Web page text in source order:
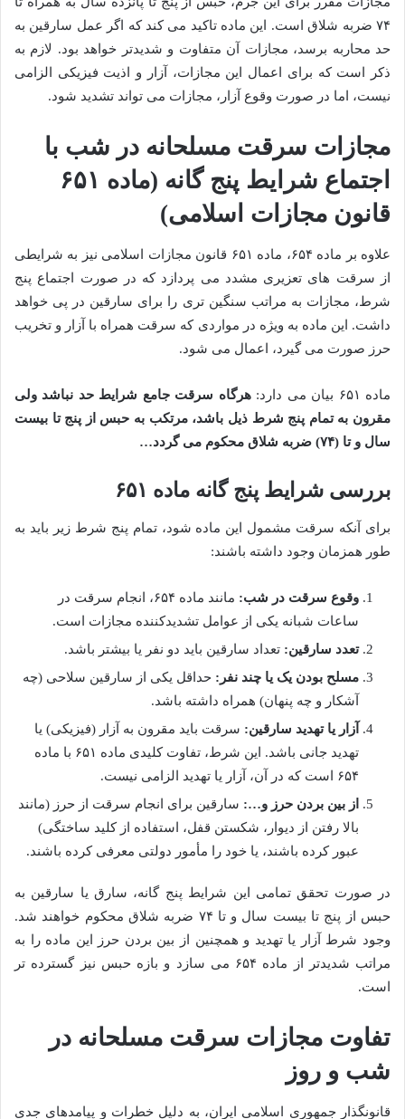
۷۴ ضربه شلاق است. این ماده تاکید می کند که اگر عمل سارقین به
حد محاربه برسد، مجازات آن متفاوت و شدیدتر خواهد بود. لازم به
ذکر است که برای اعمال این مجازات، آزار و اذیت فیزیکی الزامی
نیست، اما در صورت وقوع آزار، مجازات می تواند تشدید شود.
مجازات سرقت مسلحانه در شب با
اجتماع شرایط پنج گانه (ماده ۶۵۱
قانون مجازات اسلامی)
علاوه بر ماده ۶۵۴، ماده ۶۵۱ قانون مجازات اسلامی نیز به شرایطی
از سرقت های تعزیری مشدد می پردازد که در صورت اجتماع پنج
شرط، مجازات به مراتب سنگین تری را برای سارقین در پی خواهد
داشت. این ماده به ویژه در مواردی که سرقت همراه با آزار و تخریب
حرز صورت می گیرد، اعمال می شود.
ماده ۶۵۱ بیان می دارد:
هرگاه سرقت جامع شرایط حد نباشد ولی
مقرون به تمام پنج شرط ذیل باشد، مرتکب به حبس از پنج تا بیست
سال و تا (۷۴) ضربه شلاق محکوم می گردد…
بررسی شرایط پنج گانه ماده ۶۵۱
برای آنکه سرقت مشمول این ماده شود، تمام پنج شرط زیر باید به
طور همزمان وجود داشته باشند:
وقوع سرقت در شب:
مانند ماده ۶۵۴، انجام سرقت در
ساعات شبانه یکی از عوامل تشدیدکننده مجازات است.
تعدد سارقین: تعداد سارقین باید دو نفر یا بیشتر باشد.
مسلح بودن یک یا چند نفر: حداقل یکی از سارقین سلاحی (چه
آشکار و چه پنهان) همراه داشته باشد.
آزار یا تهدید سارقین: سرقت باید مقرون به آزار (فیزیکی) یا
تهدید جانی باشد. این شرط، تفاوت کلیدی ماده ۶۵۱ با ماده
۶۵۴ است که در آن، آزار یا تهدید الزامی نیست.
از بین بردن حرز و…: سارقین برای انجام سرقت از حرز (مانند
بالا رفتن از دیوار، شکستن قفل، استفاده از کلید ساختگی)
عبور کرده باشند، یا خود را مأمور دولتی معرفی کرده باشند.
در صورت تحقق تمامی این شرایط پنج گانه، سارق یا سارقین به
حبس از پنج تا بیست سال و تا ۷۴ ضربه شلاق محکوم خواهند شد.
وجود شرط آزار یا تهدید و همچنین از بین بردن حرز این ماده را به
مراتب شدیدتر از ماده ۶۵۴ می سازد و بازه حبس نیز گسترده تر
است.
تفاوت مجازات سرقت مسلحانه در
شب و روز
قانونگذار جمهوری اسلامی ایران، به دلیل خطرات و پیامدهای جدی